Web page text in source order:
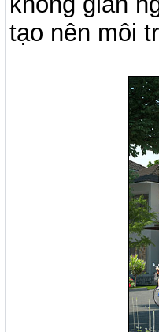
tạo nên môi